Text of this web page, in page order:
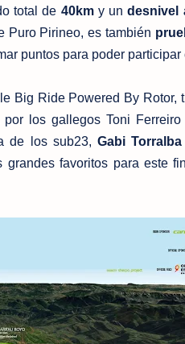
total de 40kmy undesnivel
Puro Pirineo, es también
puntos para poder
Big Ride Powered By Rotor,
los gallegos Toni
de los sub23, Gabi
favoritos para este